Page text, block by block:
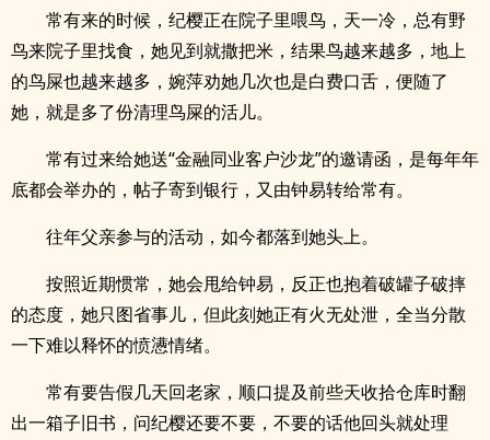
常有来的时候，纪樱正在院子里喂鸟，天一冷，总有野
鸟来院子里找食，她见到就撒把米，结果鸟越来越多，地上
的鸟屎也越来越多，婉萍劝她几次也是白费口舌，便随了
她，就是多了份清理鸟屎的活儿。
常有过来给她送“金融同业客户沙龙”的邀请函，是每年年
底都会举办的，帖子寄到银行，又由钟易转给常有。
往年父亲参与的活动，如今都落到她头上。
按照近期惯常，她会甩给钟易，反正也抱着破罐子破摔
的态度，她只图省事儿，但此刻她正有火无处泄，全当分散
一下难以释怀的愤懑情绪。
常有要告假几天回老家，顺口提及前些天收拾仓库时翻
出一箱子旧书，问纪樱还要不要，不要的话他回头就处理